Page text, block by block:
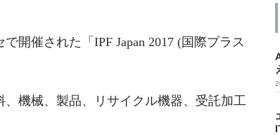
開催された「IPF Japan 2017 (国際プラス
機械、製品、リサイクル機器、受託加工